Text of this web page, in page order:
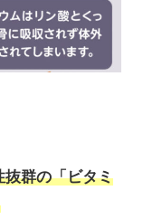
抜群の「ビタミ